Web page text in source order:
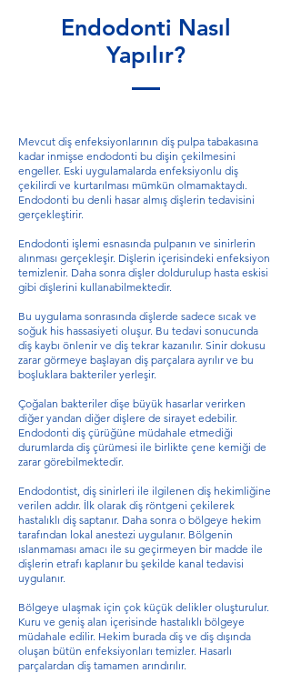
Endodonti Nasıl
Yapılır?
Mevcut diş enfeksiyonlarının diş pulpa tabakasına
kadar inmişse endodonti bu dişin çekilmesini
engeller. Eski uygulamalarda enfeksiyonlu diş
çekilirdi ve kurtarılması mümkün olmamaktaydı.
Endodonti bu denli hasar almış dişlerin tedavisini
gerçekleştirir.
Endodonti işlemi esnasında pulpanın ve sinirlerin
alınması gerçekleşir. Dişlerin içerisindeki enfeksiyon
temizlenir. Daha sonra dişler doldurulup hasta eskisi
gibi dişlerini kullanabilmektedir.
Bu uygulama sonrasında dişlerde sadece sıcak ve
soğuk his hassasiyeti oluşur. Bu tedavi sonucunda
diş kaybı önlenir ve diş tekrar kazanılır. Sinir dokusu
zarar görmeye başlayan diş parçalara ayrılır ve bu
boşluklara bakteriler yerleşir.
Çoğalan bakteriler dişe büyük hasarlar verirken
diğer yandan diğer dişlere de sirayet edebilir.
Endodonti diş çürüğüne müdahale etmediği
durumlarda diş çürümesi ile birlikte çene kemiği de
zarar görebilmektedir.
Endodontist, diş sinirleri ile ilgilenen diş hekimliğine
verilen addır. İlk olarak diş röntgeni çekilerek
hastalıklı diş saptanır. Daha sonra o bölgeye hekim
tarafından lokal anestezi uygulanır. Bölgenin
ıslanmaması amacı ile su geçirmeyen bir madde ile
dişlerin etrafı kaplanır bu şekilde kanal tedavisi
uygulanır.
Bölgeye ulaşmak için çok küçük delikler oluşturulur.
Kuru ve geniş alan içerisinde hastalıklı bölgeye
müdahale edilir. Hekim burada diş ve diş dışında
oluşan bütün enfeksiyonları temizler. Hasarlı
parçalardan diş tamamen arındırılır.